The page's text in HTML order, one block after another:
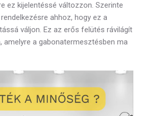
ez kijelentéssé változzon. Szerinte
ahhoz, hogy ez a
váljon. Ez az erős felütés rávilágít
amelyre a gabonatermesztésben ma